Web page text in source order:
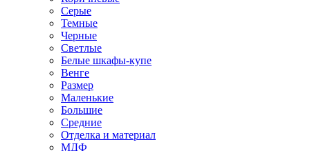
Серые
Темные
Черные
Светлые
Белые шкафы-купе
Венге
Размер
Маленькие
Большие
Средние
Отделка и материал
МДФ